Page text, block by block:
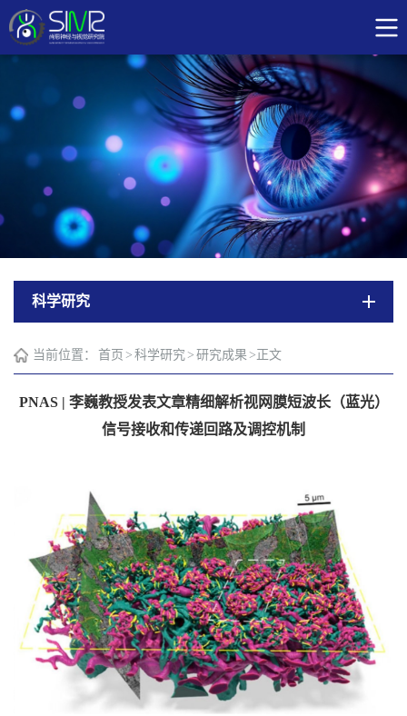
科学研究
当前位置： 首页 > 科学研究> 研究成果 > 正文
PNAS | 李巍教授发表文章精细解析视网膜短波长（蓝光）
信号接收和传递回路及调控机制